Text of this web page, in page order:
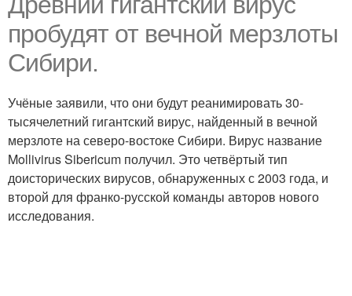
пробудят от вечной мерзлоты
Сибири.
Учёные заявили, что они будут реанимировать 30-
тысячелетний гигантский вирус, найденный в вечной
мерзлоте на северо-востоке Сибири. Вирус название
Mollivirus Sibericum получил. Это четвёртый тип
доисторических вирусов, обнаруженных с 2003 года, и
второй для франко-русской команды авторов нового
исследования.